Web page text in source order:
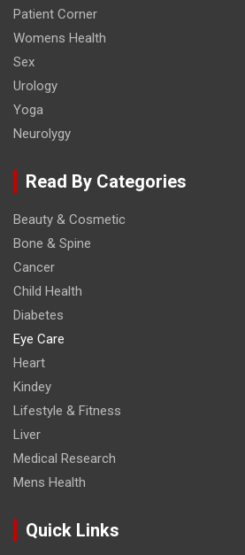
Patient Corner
Womens Health
Sex
Urology
Yoga
Neurolygy
Read By Categories
Beauty & Cosmetic
Bone & Spine
Cancer
Child Health
Diabetes
Eye Care
Heart
Kindey
Lifestyle & Fitness
Liver
Medical Research
Mens Health
Quick Links